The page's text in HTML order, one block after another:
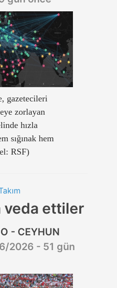
gazetecileri
zorlayan
hızla
sığınak hem
RSF)
veda ettiler
- CEYHUN
2026 - 51 gün